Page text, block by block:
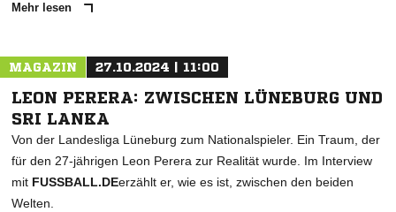
Mehr lesen
MAGAZIN 27.10.2024 | 11:00
LEON PERERA: ZWISCHEN LÜNEBURG UND
SRI LANKA
Von der Landesliga Lüneburg zum Nationalspieler. Ein Traum, der
für den 27-jährigen Leon Perera zur Realität wurde. Im Interview
mit FUSSBALL.DEerzählt er, wie es ist, zwischen den beiden
Welten.